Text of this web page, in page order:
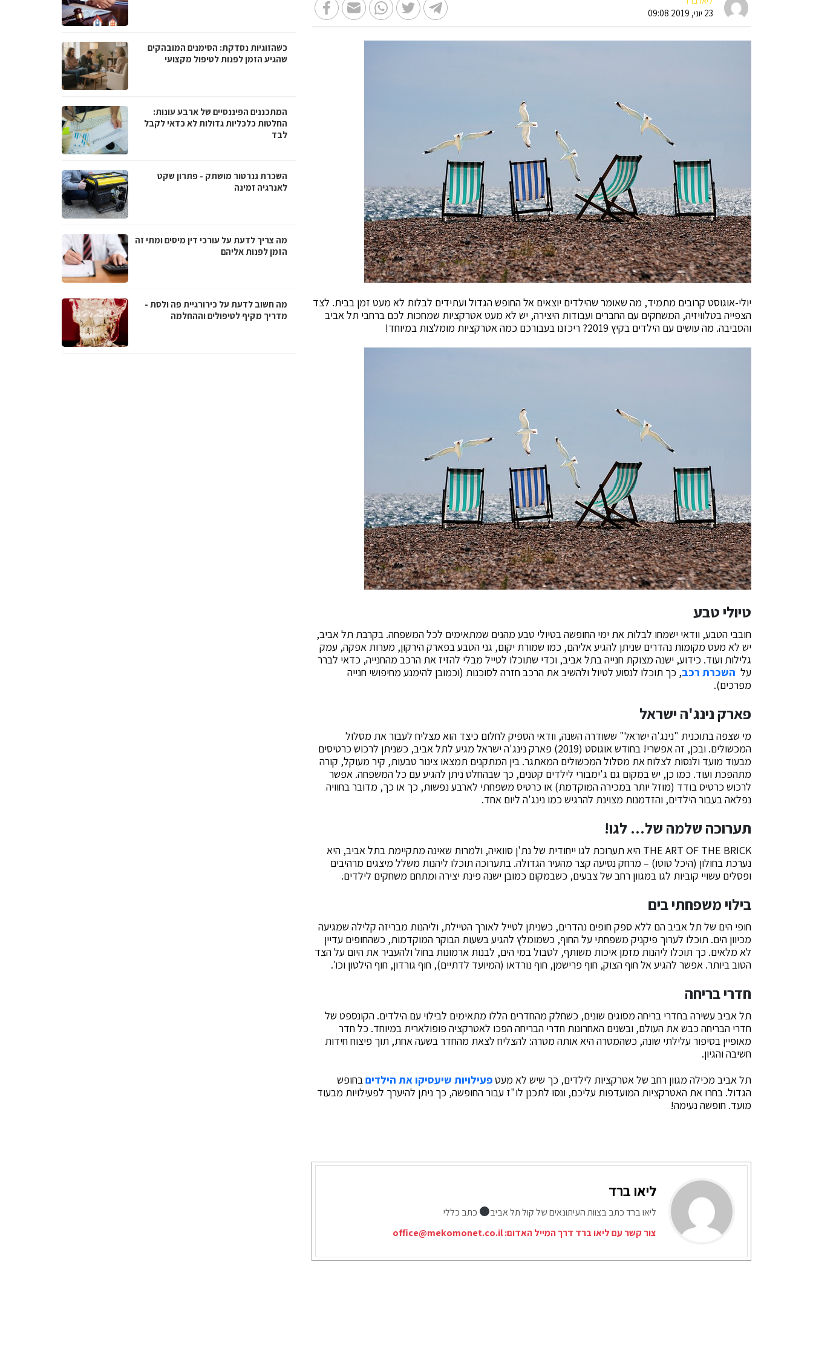
23 יוני, 2019 09:08
יולי-אוגוסט קרובים מתמיד, מה שאומר שהילדים יוצאים אל החופש הגדול ועתידים לבלות לא מעט זמן בבית. לצד
הצפייה בטלוויזיה, המשחקים עם החברים ועבודות היצירה, יש לא מעט אטרקציות שמחכות לכם ברחבי תל אביב
והסביבה. מה עושים עם הילדים בקיץ 2019? ריכזנו בעבורכם כמה אטרקציות מומלצות במיוחד!
טיולי טבע
חובבי הטבע, וודאי ישמחו לבלות את ימי החופשה בטיולי טבע מהנים שמתאימים לכל המשפחה. בקרבת תל אביב,
יש לא מעט מקומות נהדרים שניתן להגיע אליהם, כמו שמורת יקום, גני הטבע בפארק הירקון, מערות אפקה, עמק
גלילות ועוד. כידוע, ישנה מצוקת חנייה בתל אביב, וכדי שתוכלו לטייל מבלי להזיז את הרכב מהחנייה, כדאי לברר
על השכרת רכב, כך תוכלו לנסוע לטיול ולהשיב את הרכב חזרה לסוכנות (וכמובן להימנע מחיפושי חנייה
מפרכים).
פארק נינג'ה ישראל
מי שצפה בתוכנית "נינג'ה ישראל" ששודרה השנה, וודאי הספיק לחלום כיצד הוא מצליח לעבור את מסלול
המכשולים. ובכן, זה אפשרי! בחודש אוגוסט (2019) פארק נינג'ה ישראל מגיע לתל אביב, כשניתן לרכוש כרטיסים
מבעוד מועד ולנסות לצלוח את מסלול המכשולים המאתגר. בין המתקנים תמצאו צינור טבעות, קיר מעוקל, קורה
מתהפכת ועוד. כמו כן, יש במקום גם ג'ימבורי לילדים קטנים, כך שבהחלט ניתן להגיע עם כל המשפחה. אפשר
לרכוש כרטיס בודד (מוזל יותר במכירה המוקדמת) או כרטיס משפחתי לארבע נפשות, כך או כך, מדובר בחוויה
נפלאה בעבור הילדים, והזדמנות מצוינת להרגיש כמו נינג'ה ליום אחד.
תערוכה שלמה של… לגו!
THE ART OF THE BRICK היא תערוכת לגו ייחודית של נת'ן סוואיה, ולמרות שאינה מתקיימת בתל אביב, היא
נערכת בחולון (היכל טוטו) – מרחק נסיעה קצר מהעיר הגדולה. בתערוכה תוכלו ליהנות משלל מיצגים מרהיבים
ופסלים עשויי קוביות לגו במגוון רחב של צבעים, כשבמקום כמובן ישנה פינת יצירה ומתחם משחקים לילדים.
בילוי משפחתי בים
חופי הים של תל אביב הם ללא ספק חופים נהדרים, כשניתן לטייל לאורך הטיילת, וליהנות מבריזה קלילה שמגיעה
מכיוון הים. תוכלו לערוך פיקניק משפחתי על החוף, כשמומלץ להגיע בשעות הבוקר המוקדמות, כשהחופים עדיין
לא מלאים. כך תוכלו ליהנות מזמן איכות משותף, לטבול במי הים, לבנות ארמונות בחול ולהעביר את היום על הצד
הטוב ביותר. אפשר להגיע אל חוף הצוק, חוף פרישמן, חוף נורדאו (המיועד לדתיים), חוף גורדון, חוף הילטון וכו'.
חדרי בריחה
תל אביב עשירה בחדרי בריחה מסוגים שונים, כשחלק מהחדרים הללו מתאימים לבילוי עם הילדים. הקונספט של
חדרי הבריחה כבש את העולם, ובשנים האחרונות חדרי הבריחה הפכו לאטרקציה פופולארית במיוחד. כל חדר
מאופיין בסיפור עלילתי שונה, כשהמטרה היא אותה מטרה: להצליח לצאת מהחדר בשעה אחת, תוך פיצוח חידות
חשיבה והגיון.
תל אביב מכילה מגוון רחב של אטרקציות לילדים, כך שיש לא מעטפעילויות שיעסיקו את הילדים בחופש
הגדול. בחרו את האטרקציות המועדפות עליכם, ונסו לתכנן לו"ז עבור החופשה, כך ניתן להיערך לפעילויות מבעוד
מועד. חופשה נעימה!
ליאו ברד
ליאו ברד כתב בצוות העיתונאים של קול תל אביב
כתב כללי
צור קשר עם ליאו ברד דרך המייל האדום:office@mekomonet.co.il
כשהזוגיות נסדקת: הסימנים המובהקים
שהגיע הזמן לפנות לטיפול מקצועי
המתכננים הפיננסיים של ארבע עונות:
החלטות כלכליות גדולות לא כדאי לקבל
לבד
השכרת גנרטור מושתק - פתרון שקט
לאנרגיה זמינה
מה צריך לדעת על עורכי דין מיסים ומתי זה
הזמן לפנות אליהם
מה חשוב לדעת על כירורגיית פה ולסת -
מדריך מקיף לטיפולים וההחלמה